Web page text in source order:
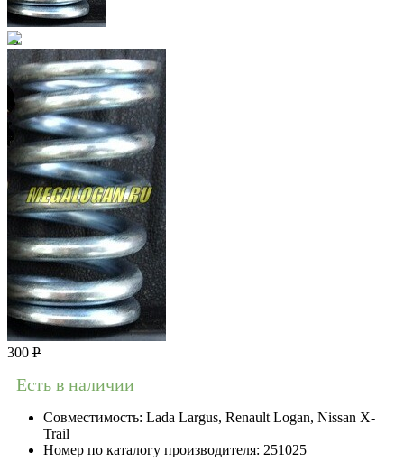
300 Р
Есть в наличии
Совместимость: Lada Largus, Renault Logan, Nissan X-
Trail
Номер по каталогу производителя: 251025